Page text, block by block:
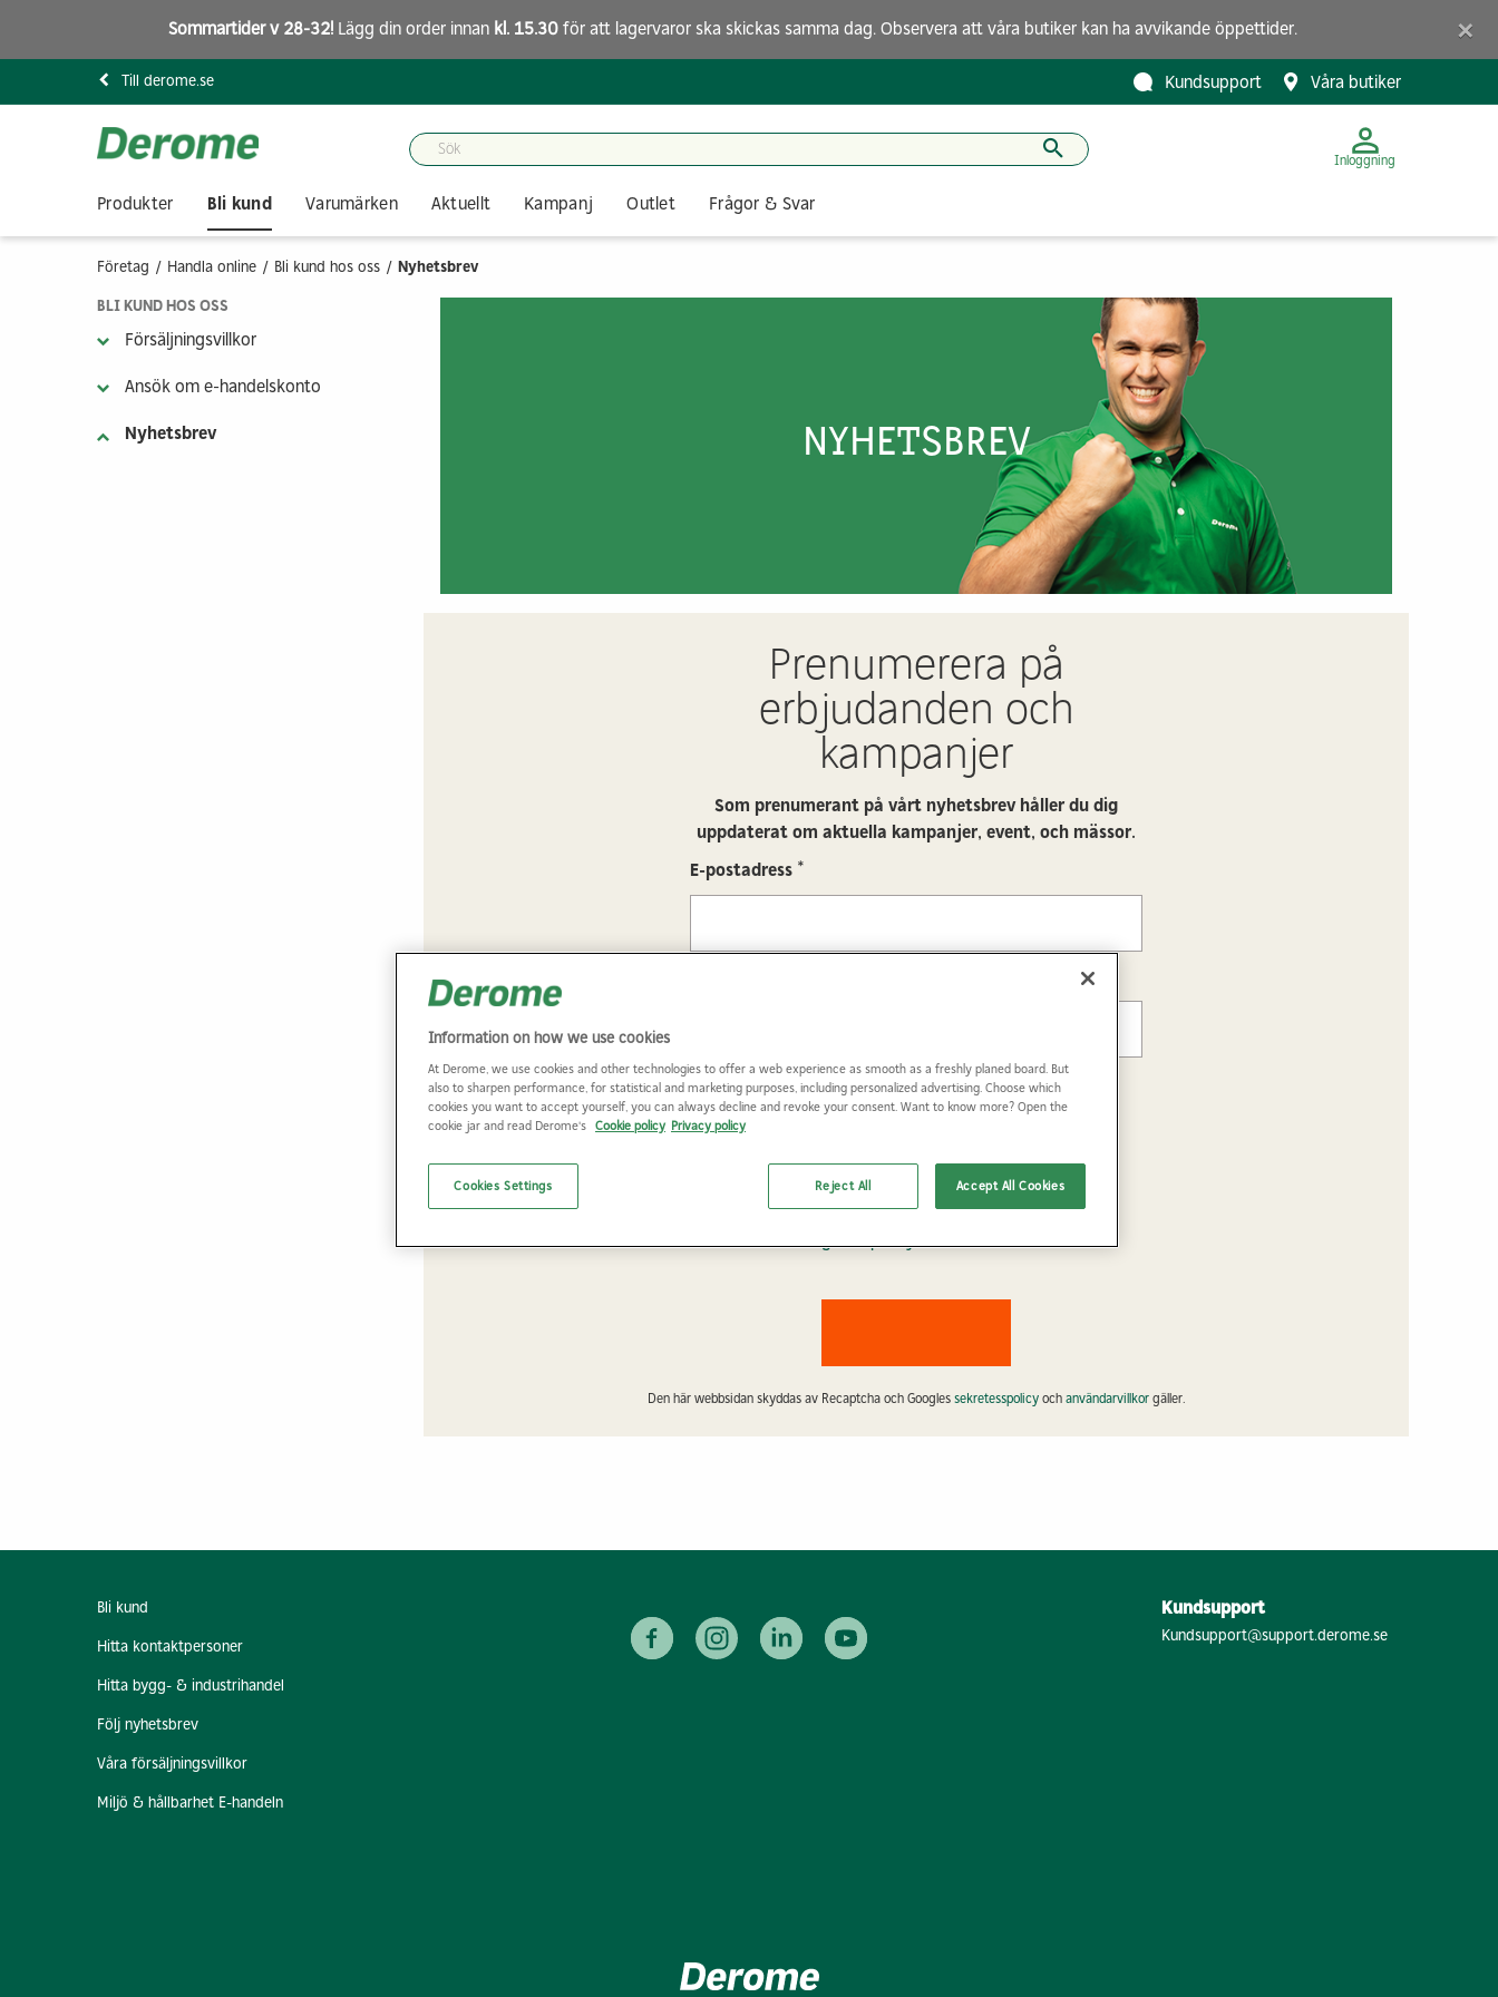
Sommartider v 28-32!Lägg din order innan kl. 15.30för att lagervaror ska skickas samma dag. Observera att våra butikerkan ha avvikande öppettider. ×
Till derome.se Kundsupport Våra butiker
Inloggning
Produkter Bli kund Varumärken Aktuellt Kampanj Outlet Frågor & Svar
Företag Handla online Bli kund hos oss Nyhetsbrev
BLI KUND HOS OSS
Försäljningsvillkor
Ansök om e-handelskonto
Nyhetsbrev NYHETSBREV
Prenumerera på
erbjudanden och
kampanjer
Som prenumerant på vårt nyhetsbrev håller du dig
uppdaterat om aktuella kampanjer, event, och mässor.
E-postadress *
Vilken bransch arbetar du inom? *
Bygg
Industri
Jag godkänner att informationen sparas enligt
Den här webbsidan skyddas av Recaptcha och Googles sekretesspolicyoch användarvillkorgäller.
Bli kund
Hitta kontaktpersoner
Hitta bygg- & industrihandel
Följ nyhetsbrev
Våra försäljningsvillkor
Miljö & hållbarhet E-handeln
Kundsupport
Kundsupport@support.derome.se
Information on how we use cookies
At Derome, we use cookies and other technologies to offer a web experience as smooth as a freshly planed board. But
also to sharpen performance, for statistical and marketing purposes, including personalized advertising. Choose which
cookies you want to accept yourself, you can always decline and revoke your consent. Want to know more? Open the
cookie jar and read Derome's Cookie policy Privacy policy
Reject All Accept All Cookies
Cookies Settings